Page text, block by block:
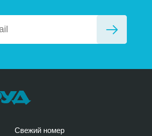
Свежий номер